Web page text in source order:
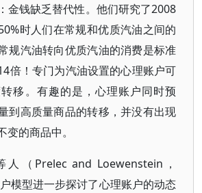
金钱缺乏替代性。他们研究了2008
时人们在常规和优质汽油之间的
规汽油转向优质汽油的消费是标准
倍！专门为汽油设置的心理账户可
移。有趣的是，心理账户同时预
到高质量商品的转移，并没有出现
的商品中。
（Prelec and Loewenstein，
模型进一步探讨了心理账户的动态